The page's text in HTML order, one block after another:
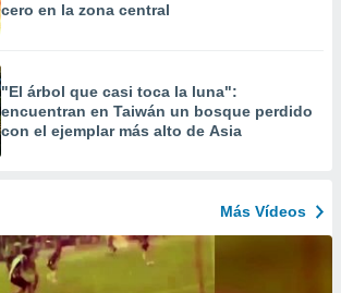
cero en la zona central
"El árbol que casi toca la luna":
encuentran en Taiwán un bosque perdido
con el ejemplar más alto de Asia
Más Vídeos